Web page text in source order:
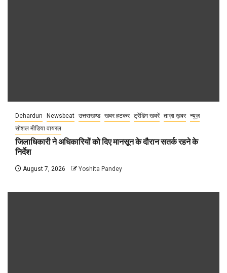
Dehardun Newsbeat उत्तराखण्ड खबर हटकर ट्रेंडिंग खबरें ताज़ा ख़बर न्यूज़
सोशल मीडिया वायरल
जिलाधिकारी ने अधिकारियों को दिए मानसून के दौरान सतर्क रहने के
निर्देश
August 7, 2026 Yoshita Pandey